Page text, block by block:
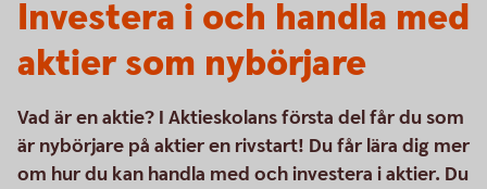
Investera i och handla med
aktier som nybörjare
Vad är en aktie? I Aktieskolans första del får du som
är nybörjare på aktier en rivstart! Du får lära dig mer
om hur du kan handla med och investera i aktier. Du